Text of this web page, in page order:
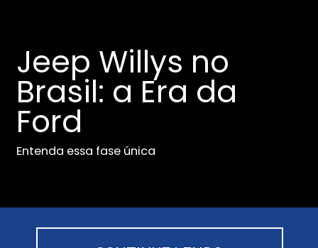
Jeep Willys no
Brasil: a Era da
Ford
Entenda essa fase única